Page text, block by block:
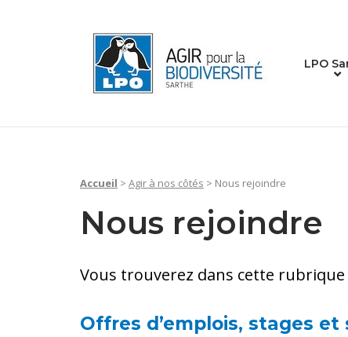
LPO
Accueil > Agir à nos côtés > Nous rejoindre
Nous rejoindre
Vous trouverez dans cette rubrique
Offres d’emplois, stages